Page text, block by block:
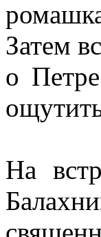
Затем
о
На